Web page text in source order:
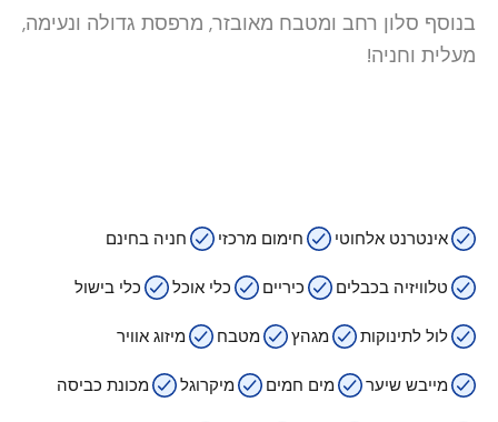
בנוסף סלון רחב ומטבח מאובזר, מרפסת גדולה ונעימה,
מעלית וחניה!
אינטרנט אלחוטי חימום מרכזי חניה בחינם
טלוויזיה בכבלים כיריים כלי אוכל כלי בישול
לול לתינוקות מגהץ מטבח מיזוג אוויר
מייבש שיער מים חמים מיקרוגל מכונת כביסה